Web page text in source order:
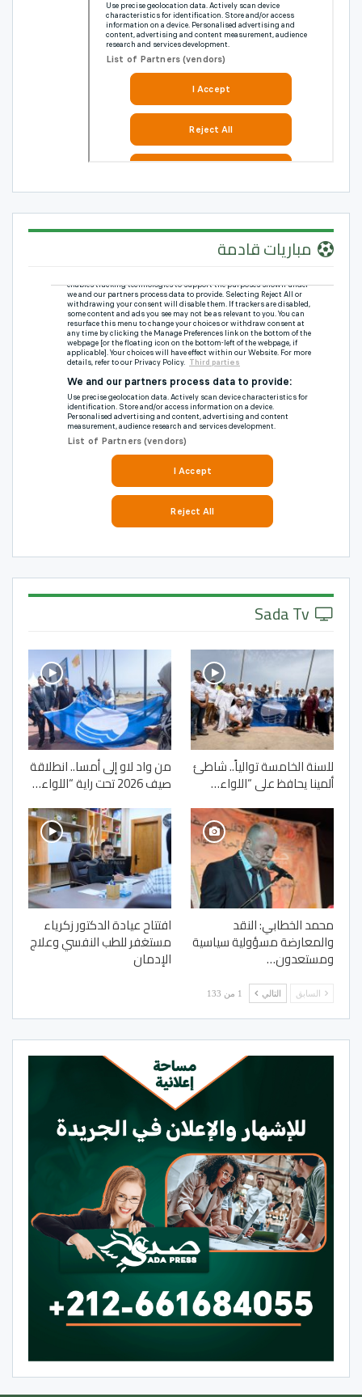
مباريات قادمة
للسنة الخامسة توالياً.. شاطئ
ألمينا يحافظ على “اللواء…
من واد لاو إلى أمسا.. انطلاقة
صيف 2026 تحت راية “اللواء…
محمد الخطابي: النقد
والمعارضة مسؤولية سياسية
ومستعدون…
افتتاح عيادة الدكتور زكرياء
مستغفر للطب النفسي وعلاج
الإدمان
السابق التالي 1 من 133